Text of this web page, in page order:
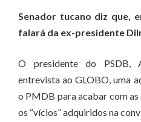
Senador tucano diz que,
falará da ex-presidente
O presidente do PSDB,
entrevista ao GLOBO, uma
o PMDB para acabar com
os “vícios” adquiridos na